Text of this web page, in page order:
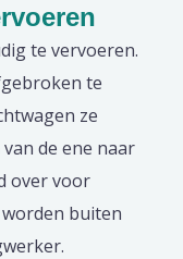
te vervoeren.
te
ze
de ene naar
over voor
buiten